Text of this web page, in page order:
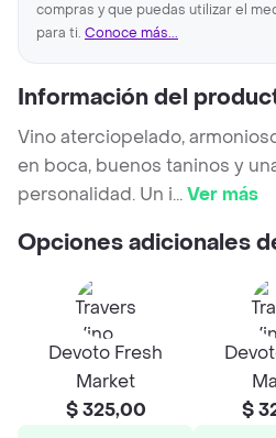
compras y que puedas utilizar el
para ti. Conoce más...
Información del
Vino aterciopelado,
en boca, buenos taninos y
personalidad. Un i...Ver más
Opciones adicionales
Devoto Fresh
Market
$ 325,00
$